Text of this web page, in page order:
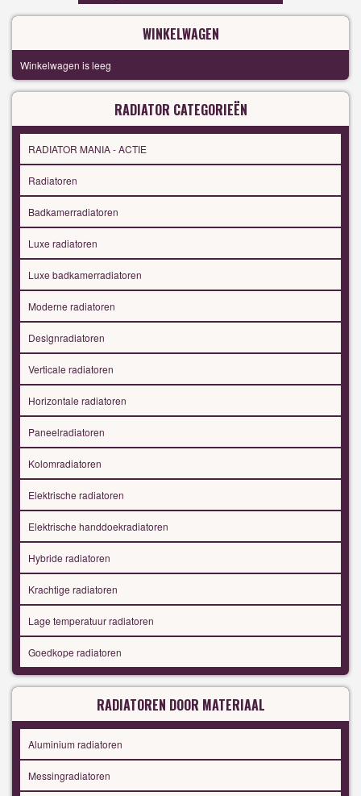
WINKELWAGEN
Winkelwagen is leeg
RADIATOR CATEGORIEËN
RADIATOR MANIA - ACTIE
Radiatoren
Badkamerradiatoren
Luxe radiatoren
Luxe badkamerradiatoren
Moderne radiatoren
Designradiatoren
Verticale radiatoren
Horizontale radiatoren
Paneelradiatoren
Kolomradiatoren
Elektrische radiatoren
Elektrische handdoekradiatoren
Hybride radiatoren
Krachtige radiatoren
Lage temperatuur radiatoren
Goedkope radiatoren
RADIATOREN DOOR MATERIAAL
Aluminium radiatoren
Messingradiatoren